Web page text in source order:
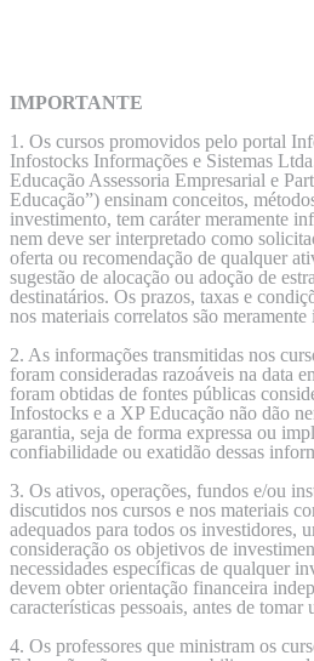
IMPORTANTE
1. Os cursos promovidos pelo portal
Infostocks Informações e Sistemas
Educação Assessoria Empresarial e
Educação”) ensinam conceitos,
investimento, tem caráter meramente
nem deve ser interpretado como
oferta ou recomendação de qualquer
sugestão de alocação ou adoção de
destinatários. Os prazos, taxas e
nos materiais correlatos são meramente
2. As informações transmitidas nos
foram consideradas razoáveis na data
foram obtidas de fontes públicas
Infostocks e a XP Educação não dão
garantia, seja de forma expressa ou
confiabilidade ou exatidão dessas
3. Os ativos, operações, fundos e/ou
discutidos nos cursos e nos materiais
adequados para todos os investidores,
consideração os objetivos de
necessidades específicas de qualquer
devem obter orientação financeira
características pessoais, antes de
4. Os professores que ministram os